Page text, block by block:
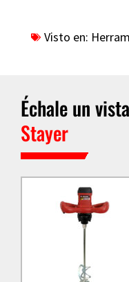
Visto en:
Échale un
Stayer